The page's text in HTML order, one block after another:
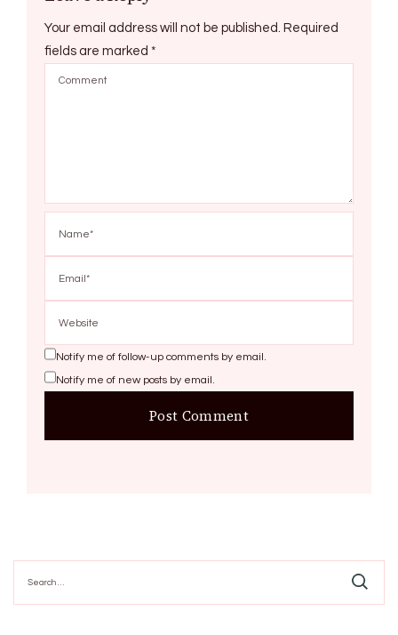
Your email address will not be published. Required
fields are marked *
Notify me of follow-up comments by email.
Notify me of new posts by email.
for: